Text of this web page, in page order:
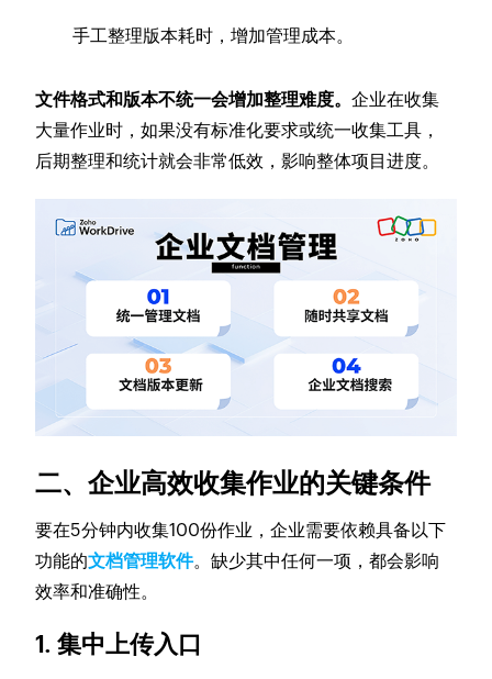
手工整理版本耗时，增加管理成本。
文件格式和版本不统一会增加整理难度。企业在收集
大量作业时，如果没有标准化要求或统一收集工具，
后期整理和统计就会非常低效，影响整体项目进度。
二、企业高效收集作业的关键条件
要在5分钟内收集100份作业，企业需要依赖具备以下
功能的文档管理软件。缺少其中任何一项，都会影响
效率和准确性。
1. 集中上传入口